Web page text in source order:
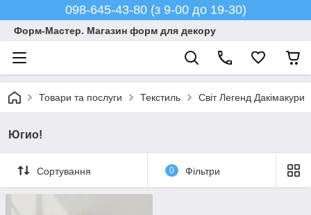
098-645-43-80 (з 9-00 до 19-30)
Форм-Мастер. Магазин форм для декору
Товари та послуги Текстиль Світ Легенд Дакімакури
Югио!
Сортування 0 Фільтри